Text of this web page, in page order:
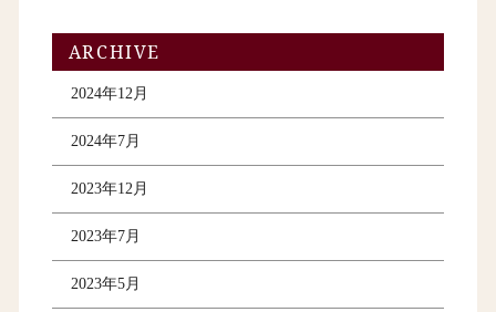
ARCHIVE
2024年12月
2024年7月
2023年12月
2023年7月
2023年5月